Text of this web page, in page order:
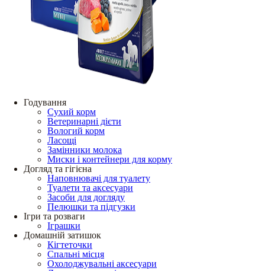
Годування
Сухий корм
Ветеринарні дієти
Вологий корм
Ласощі
Замінники молока
Миски і контейнери для корму
Догляд та гігієна
Наповнювачі для туалету
Туалети та аксесуари
Засоби для догляду
Пелюшки та підгузки
Ігри та розваги
Іграшки
Домашній затишок
Кігтеточки
Спальні місця
Охолоджувальні аксесуари